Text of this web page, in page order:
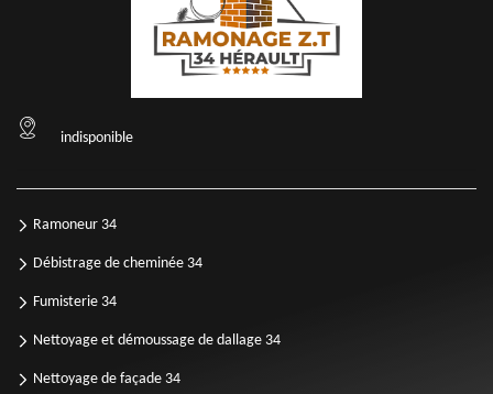
indisponible
Ramoneur 34
Débistrage de cheminée 34
Fumisterie 34
Nettoyage et démoussage de dallage 34
Nettoyage de façade 34